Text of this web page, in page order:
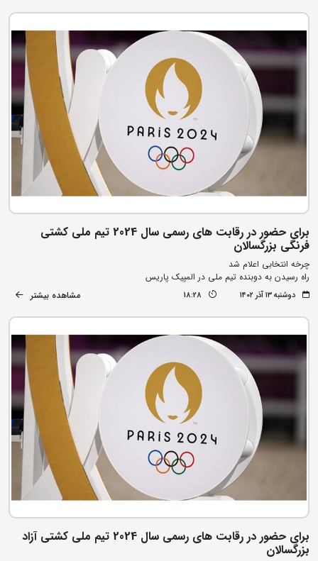
برای حضور در رقابت های رسمی سال 2024 تیم ملی کشتی
فرنگی بزرگسالان
چرخه انتخابی اعلام شد
راه رسیدن به دوبنده تیم ملی در المپیک پاریس
دوشنبه ۱۳ آذر ۱۴۰۲ 18:28 مشاهده بیشتر
برای حضور در رقابت های رسمی سال 2024 تیم ملی کشتی آزاد
بزرگسالان